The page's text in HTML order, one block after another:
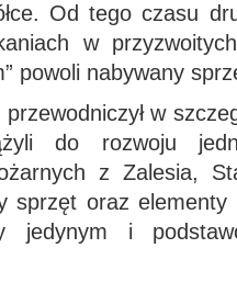
Od tego czasu
w
powoli nabywany
w
do rozwoju
z Zalesia,
sprzęt oraz elementy
jedynym i